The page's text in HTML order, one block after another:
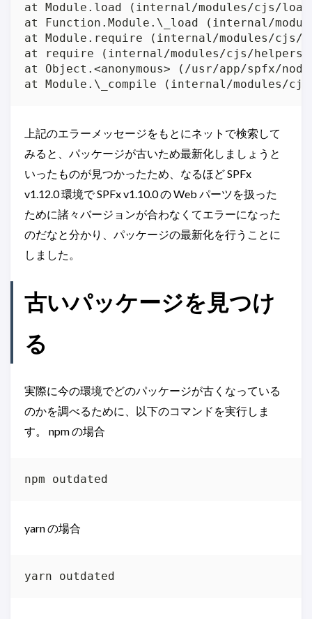
at Module.load (internal/modules/cjs/
at Function.Module.\_load (internal/
at Module.require (internal/modules/cjs/
at require (internal/modules/cjs/
at Object.<anonymous> (/usr/app/spfx/
上記のエラーメッセージをもとにネットで検索して
みると、パッケージが古いため最新化しましょうと
いったものが見つかったため、なるほど SPFx
v1.12.0 環境で SPFx v1.10.0 の Web パーツを扱った
ために諸々バージョンが合わなくてエラーになった
のだなと分かり、パッケージの最新化を行うことに
しました。
古いパッケージを見つけ
る
実際に今の環境でどのパッケージが古くなっている
のかを調べるために、以下のコマンドを実行しま
す。 npm の場合
yarn の場合